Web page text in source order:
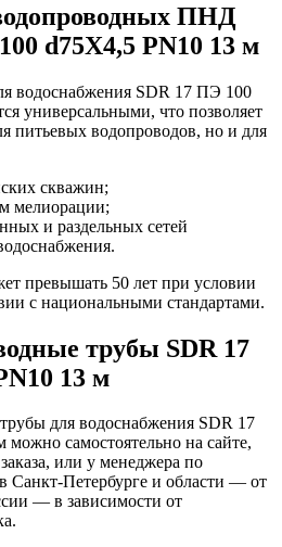
ПНД
d75Х4,5 PN10 13 м
водоснабжения SDR 17 ПЭ 100
универсальными, что позволяет
питьевых водопроводов, но и для
скважин;
мелиорации;
и раздельных сетей
превышать 50 лет при условии
с национальными стандартами.
трубы SDR 17
13 м
для водоснабжения SDR 17
самостоятельно на сайте,
или у менеджера по
Санкт-Петербурге и области — от
— в зависимости от